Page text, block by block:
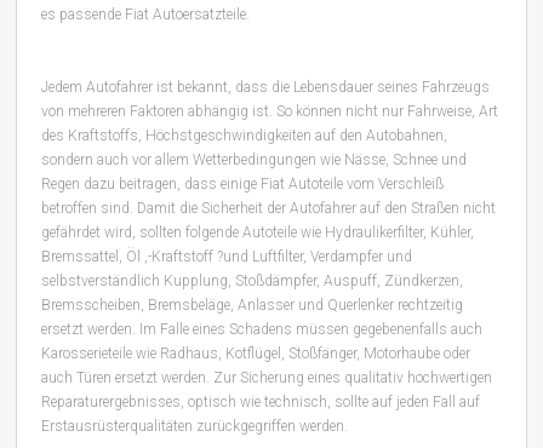
es passende Fiat Autoersatzteile.
Jedem Autofahrer ist bekannt, dass die Lebensdauer seines Fahrzeugs
von mehreren Faktoren abhängig ist. So können nicht nur Fahrweise, Art
des Kraftstoffs, Höchstgeschwindigkeiten auf den Autobahnen,
sondern auch vor allem Wetterbedingungen wie Nässe, Schnee und
Regen dazu beitragen, dass einige Fiat Autoteile vom Verschleiß
betroffen sind. Damit die Sicherheit der Autofahrer auf den Straßen nicht
gefährdet wird, sollten folgende Autoteile wie Hydraulikerfilter, Kühler,
Bremssattel, Öl ,-Kraftstoff ?und Luftfilter, Verdampfer und
selbstverständlich Kupplung, Stoßdämpfer, Auspuff, Zündkerzen,
Bremsscheiben, Bremsbeläge, Anlasser und Querlenker rechtzeitig
ersetzt werden. Im Falle eines Schadens müssen gegebenenfalls auch
Karosserieteile wie Radhaus, Kotflügel, Stoßfänger, Motorhaube oder
auch Türen ersetzt werden. Zur Sicherung eines qualitativ hochwertigen
Reparaturergebnisses, optisch wie technisch, sollte auf jeden Fall auf
Erstausrüsterqualitäten zurückgegriffen werden.